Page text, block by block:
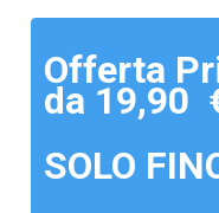
Offerta
da 19,90
SOLO